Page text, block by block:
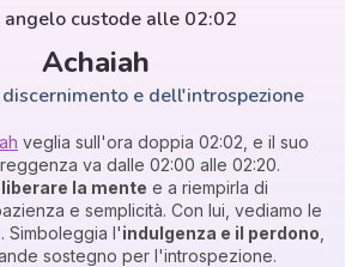
angelo custode alle 02:02
Achaiah
e dell'introspezione
veglia sull'ora doppia 02:02, e il suo
va dalle 02:00 alle 02:20.
liberare la mente e a riempirla di
e semplicità. Con lui, vediamo le
Simboleggia l'indulgenza e il perdono
sostegno per l'introspezione.